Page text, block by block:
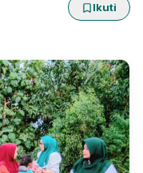
Ikuti